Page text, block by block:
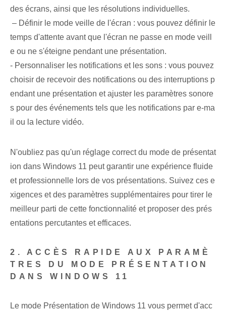
des écrans, ainsi que les résolutions individuelles.
‍ – Définir le mode veille de l'écran : vous pouvez définir le
temps d'attente avant que l'écran ne passe en mode veill
e ou ne s'éteigne pendant une présentation.
- Personnaliser les notifications et les sons : vous pouvez
choisir de recevoir des notifications ou des interruptions p
endant une présentation et ajuster les paramètres sonore
s pour des événements tels que les notifications par e-ma
il ou la lecture vidéo.
N'oubliez pas qu'un ⁤réglage correct du mode de présentat
ion ‍dans Windows 11 peut‌ garantir une expérience fluide
et professionnelle lors de vos présentations.⁤ Suivez ces e
xigences⁢ et des ‌paramètres supplémentaires pour tirer le
meilleur parti de cette fonctionnalité et ⁤proposer des prés
entations percutantes et efficaces.
2. ACCÈS RAPIDE AUX PARAMÈ
TRES DU MODE PRÉSENTATION
DANS WINDOWS 11
Le mode Présentation de Windows 11 vous permet d'acc